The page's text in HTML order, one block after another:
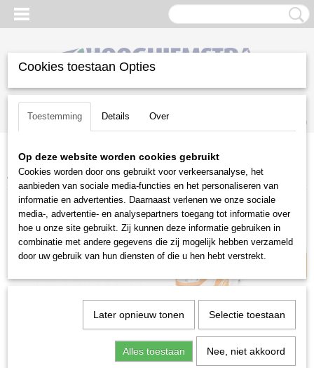
Inloggen Registreren
(0)
Home >Gazononderhoud>Stihl accu programma
Accucombimotoren> Stihl KMA 120 R combimotor
AP-Systeem
Cookies toestaan Opties
Toestemming Details Over
Op deze website worden cookies gebruikt
Cookies worden door ons gebruikt voor verkeersanalyse, het
aanbieden van sociale media-functies en het personaliseren van
informatie en advertenties. Daarnaast verlenen we onze sociale
media-, advertentie- en analysepartners toegang tot informatie over
hoe u onze site gebruikt. Zij kunnen deze informatie gebruiken in
combinatie met andere gegevens die zij mogelijk hebben verzameld
door uw gebruik van hun diensten of die u hen hebt verstrekt.
Later opnieuw tonen Selectie toestaan
Alles toestaan Nee, niet akkoord